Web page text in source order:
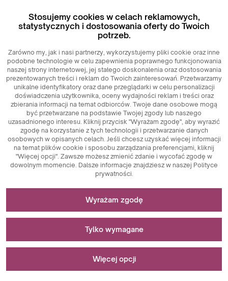
420 ml
M477
Stosujemy cookies w celach reklamowych,
statystycznych i dostosowania oferty do Twoich
potrzeb.
Zarówno my, jak i nasi partnerzy, wykorzystujemy pliki cookie oraz inne
podobne technologie w celu zapewnienia poprawnego funkcjonowania
naszej strony internetowej, jej stałego doskonalenia oraz dostosowania
prezentowanych treści i reklam do Twoich zainteresowań. Przetwarzamy
unikalne identyfikatory oraz dane przeglądarki w celu personalizacji
doświadczenia użytkownika, oceny wydajności reklam i treści oraz
zbierania informacji na temat odbiorców. Twoje dane osobowe mogą
być przetwarzane na podstawie Twojej zgody lub naszego
uzasadnionego interesu. Kliknij przycisk "Wyrażam zgodę", aby wyrazić
zgodę na korzystanie z tych technologii i przetwarzanie danych
osobowych w opisanych celach. Jeśli chcesz uzyskać więcej informacji
na temat plików cookie i sposobu zarządzania preferencjami, kliknij
"Więcej opcji". Zawsze możesz zmienić zdanie i wycofać zgodę w
dowolnym momencie. Dalsze informacje znajdziesz w naszej Polityce
prywatności.
Niezbędne do funkcjonowania strony
Pliki cookie niezbędne do działania technicznego są
kluczowymi elementami zapewniającymi prawidłowe
funkcjonowanie strony internetowej. Wśród nich znajdują
się identyfikatory sesji, które umożliwiają rozpoznanie
zapewniając spójność sesji i umożliwiając korzystanie z
funkcji takich jak koszyk zakupowy czy sesje logowania.
aktywności użytkowników na stronie internetowej. Ich
głównym celem jest analiza ruchu na stronie oraz ocena jej
Pliki cookie marketingowe pełnią kluczową rolę w
Wyrażam zgodę
Tylko wymagane
Więcej opcji